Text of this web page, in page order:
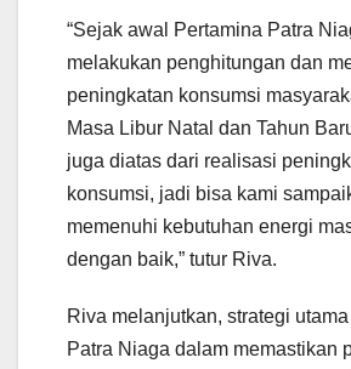
“Sejak awal Pertamina Patra
melakukan penghitungan dan
peningkatan konsumsi
Masa Libur Natal dan Tahun
juga diatas dari realisasi
konsumsi, jadi bisa kami
memenuhi kebutuhan energi
dengan baik,” tutur Riva.
Riva melanjutkan, strategi
Patra Niaga dalam memastikan